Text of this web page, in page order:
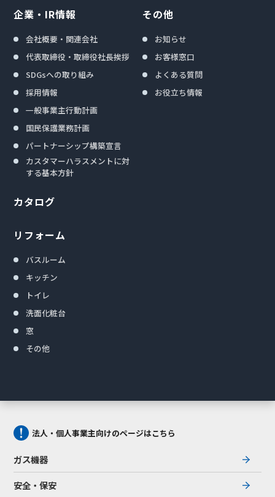
企業・IR情報
会社概要・関連会社
代表取締役・取締役社長挨拶
SDGsへの取り組み
採用情報
一般事業主行動計画
国民保護業務計画
パートナーシップ構築宣言
カスタマーハラスメントに対
する基本方針
カタログ
リフォーム
バスルーム
キッチン
トイレ
洗面化粧台
窓
その他
その他
お知らせ
お客様窓口
よくある質問
お役立ち情報
法人・個人事業主向けのページはこちら
ガス機器
安全・保安